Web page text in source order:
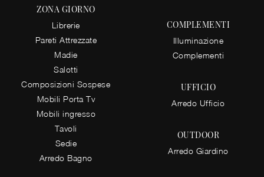
ZONA GIORNO
Librerie
Pareti Attrezzate
Madie
Salotti
Composizioni Sospese
Mobili Porta Tv
Mobili ingresso
Tavoli
Sedie
Arredo Bagno
COMPLEMENTI
Illuminazione
Complementi
UFFICIO
Arredo Ufficio
OUTDOOR
Arredo Giardino